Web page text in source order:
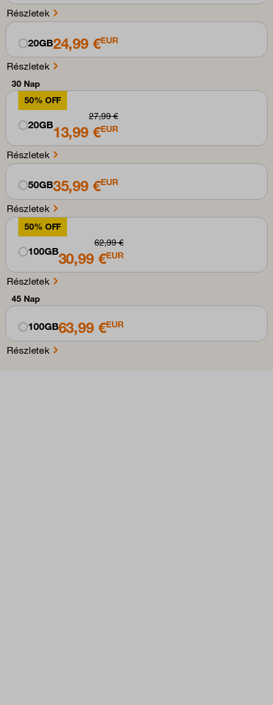
Részletek
20GB24,99 €EUR
Részletek
30 Nap
50% OFF
20GB
27,99 €
13,99 €EUR
Részletek
50GB35,99 €EUR
Részletek
50% OFF
100GB
62,99 €
30,99 €EUR
Részletek
45 Nap
100GB63,99 €EUR
Részletek